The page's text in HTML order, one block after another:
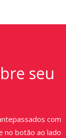
seu
com
no botão ao lado